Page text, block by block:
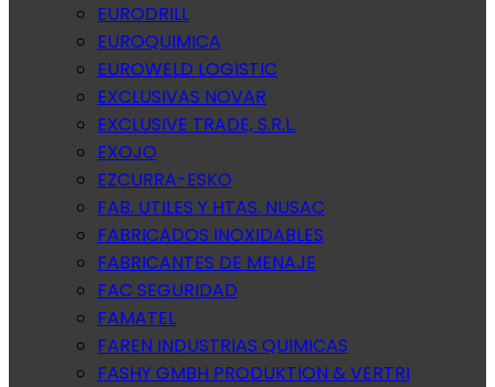
EURODRILL
EUROQUIMICA
EUROWELD LOGISTIC
EXCLUSIVAS NOVAR
EXCLUSIVE TRADE, S.R.L.
EXOJO
EZCURRA-ESKO
FAB. UTILES Y HTAS. NUSAC
FABRICADOS INOXIDABLES
FABRICANTES DE MENAJE
FAC SEGURIDAD
FAMATEL
FAREN INDUSTRIAS QUIMICAS
FASHY GMBH PRODUKTION & VERTRI